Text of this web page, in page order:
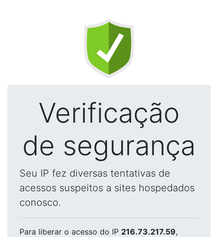
Verificação
de segurança
Seu IP fez diversas tentativas de
acessos suspeitos a sites hospedados
conosco.
Para liberar o acesso do IP 216.73.217.59,